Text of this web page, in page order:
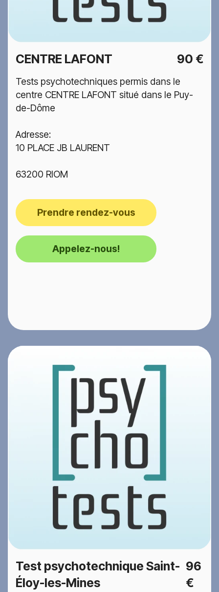
CENTRE LAFONT 90 €
Tests psychotechniques permis dans le
centre CENTRE LAFONT situé dans le Puy-
de-Dôme
Adresse:
10 PLACE JB LAURENT
63200 RIOM
Prendre rendez-vous
Appelez-nous!
Test psychotechnique Saint-
Éloy-les-Mines
96
€